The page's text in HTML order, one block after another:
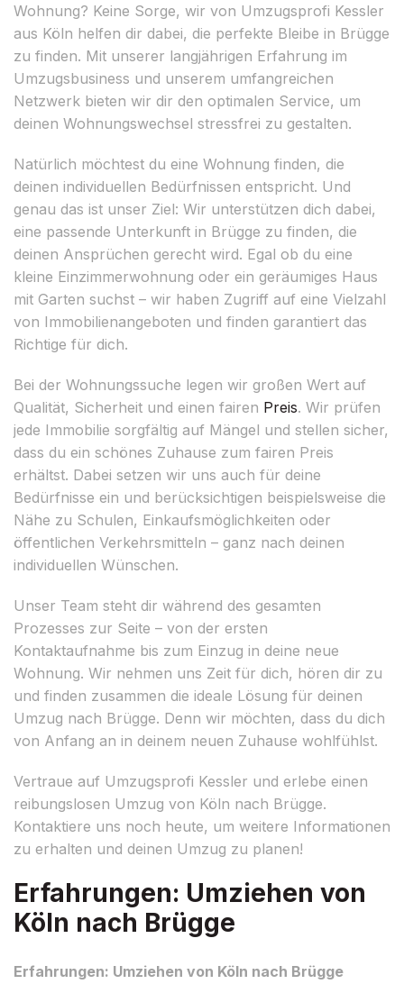
Wohnung? Keine Sorge, wir von Umzugsprofi Kessler
aus Köln helfen dir dabei, die perfekte Bleibe in Brügge
zu finden. Mit unserer langjährigen Erfahrung im
Umzugsbusiness und unserem umfangreichen
Netzwerk bieten wir dir den optimalen Service, um
deinen Wohnungswechsel stressfrei zu gestalten.
Natürlich möchtest du eine Wohnung finden, die
deinen individuellen Bedürfnissen entspricht. Und
genau das ist unser Ziel: Wir unterstützen dich dabei,
eine passende Unterkunft in Brügge zu finden, die
deinen Ansprüchen gerecht wird. Egal ob du eine
kleine Einzimmerwohnung oder ein geräumiges Haus
mit Garten suchst – wir haben Zugriff auf eine Vielzahl
von Immobilienangeboten und finden garantiert das
Richtige für dich.
Bei der Wohnungssuche legen wir großen Wert auf
Qualität, Sicherheit und einen fairen Preis. Wir prüfen
jede Immobilie sorgfältig auf Mängel und stellen sicher,
dass du ein schönes Zuhause zum fairen Preis
erhältst. Dabei setzen wir uns auch für deine
Bedürfnisse ein und berücksichtigen beispielsweise die
Nähe zu Schulen, Einkaufsmöglichkeiten oder
öffentlichen Verkehrsmitteln – ganz nach deinen
individuellen Wünschen.
Unser Team steht dir während des gesamten
Prozesses zur Seite – von der ersten
Kontaktaufnahme bis zum Einzug in deine neue
Wohnung. Wir nehmen uns Zeit für dich, hören dir zu
und finden zusammen die ideale Lösung für deinen
Umzug nach Brügge. Denn wir möchten, dass du dich
von Anfang an in deinem neuen Zuhause wohlfühlst.
Vertraue auf Umzugsprofi Kessler und erlebe einen
reibungslosen Umzug von Köln nach Brügge.
Kontaktiere uns noch heute, um weitere Informationen
zu erhalten und deinen Umzug zu planen!
Erfahrungen: Umziehen von
Köln nach Brügge
Erfahrungen: Umziehen von Köln nach Brügge